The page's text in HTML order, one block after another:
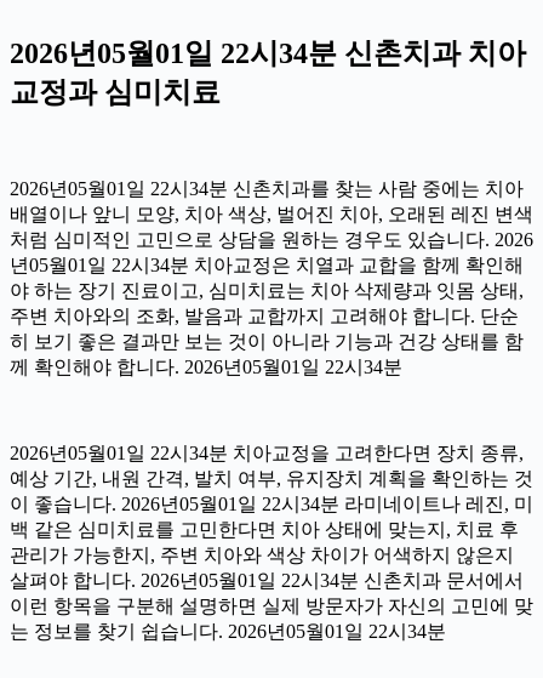
2026년05월01일 22시34분 신촌치과 치아
교정과 심미치료
2026년05월01일 22시34분 신촌치과를 찾는 사람 중에는 치아
배열이나 앞니 모양, 치아 색상, 벌어진 치아, 오래된 레진 변색
처럼 심미적인 고민으로 상담을 원하는 경우도 있습니다. 2026
년05월01일 22시34분 치아교정은 치열과 교합을 함께 확인해
야 하는 장기 진료이고, 심미치료는 치아 삭제량과 잇몸 상태,
주변 치아와의 조화, 발음과 교합까지 고려해야 합니다. 단순
히 보기 좋은 결과만 보는 것이 아니라 기능과 건강 상태를 함
께 확인해야 합니다. 2026년05월01일 22시34분
2026년05월01일 22시34분 치아교정을 고려한다면 장치 종류,
예상 기간, 내원 간격, 발치 여부, 유지장치 계획을 확인하는 것
이 좋습니다. 2026년05월01일 22시34분 라미네이트나 레진, 미
백 같은 심미치료를 고민한다면 치아 상태에 맞는지, 치료 후
관리가 가능한지, 주변 치아와 색상 차이가 어색하지 않은지
살펴야 합니다. 2026년05월01일 22시34분 신촌치과 문서에서
이런 항목을 구분해 설명하면 실제 방문자가 자신의 고민에 맞
는 정보를 찾기 쉽습니다. 2026년05월01일 22시34분